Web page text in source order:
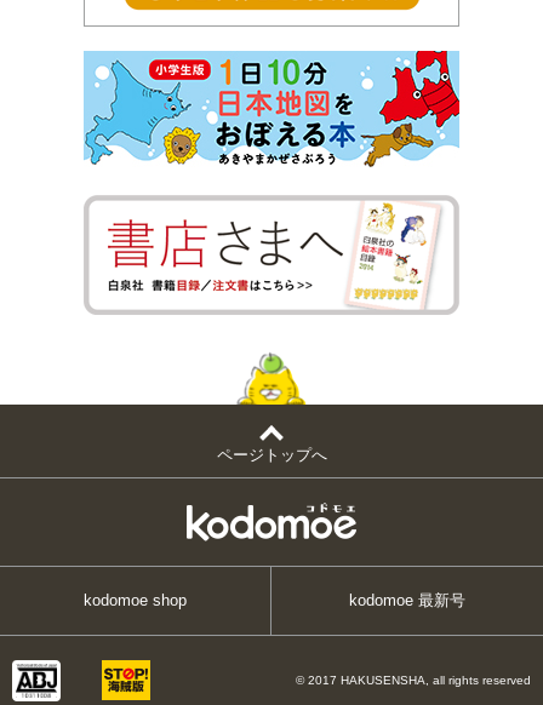
ページトップへ
kodomoe shop kodomoe 最新号
© 2017 HAKUSENSHA, all rights reserved